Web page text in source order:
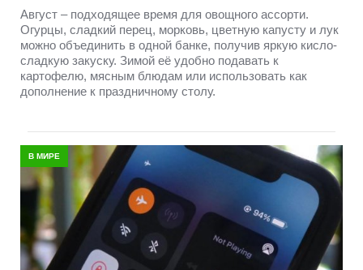
Август – подходящее время для овощного ассорти.
Огурцы, сладкий перец, морковь, цветную капусту и лук
можно объединить в одной банке, получив яркую кисло-
сладкую закуску. Зимой её удобно подавать к
картофелю, мясным блюдам или использовать как
дополнение к праздничному столу.
В МИРЕ